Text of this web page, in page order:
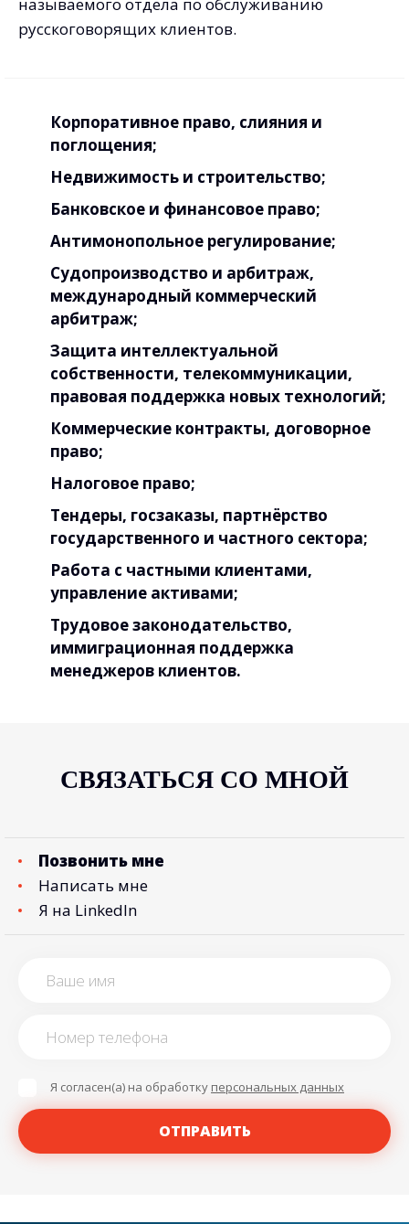
русскоговорящих клиентов.
Корпоративное право, слияния и
поглощения;
Недвижимость и строительство;
Банковское и финансовое право;
Антимонопольное регулирование;
Судопроизводство и арбитраж,
международный коммерческий
арбитраж;
Защита интеллектуальной
собственности, телекоммуникации,
правовая поддержка новых технологий;
Коммерческие контракты, договорное
право;
Налоговое право;
Тендеры, госзаказы, партнёрство
государственного и частного сектора;
Работа с частными клиентами,
управление активами;
Трудовое законодательство,
иммиграционная поддержка
менеджеров клиентов.
СВЯЗАТЬСЯ СО МНОЙ
Позвонить мне
Написать мне
Я на LinkedIn
Я согласен(а) на обработку персональных данных